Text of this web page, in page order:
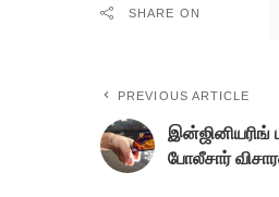
SHARE ON
PREVIOUS ARTICLE
இன்ஜினியரிங்
போலீசார்